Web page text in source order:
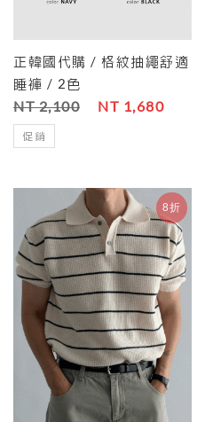
正韓國代購 / 格紋抽繩舒適
睡褲 / 2色
NT 2,100 NT 1,680
促銷
8折